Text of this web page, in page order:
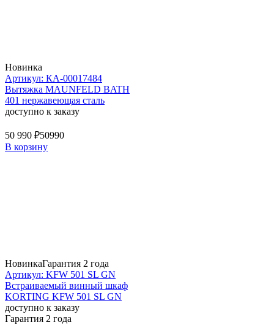
Новинка
Артикул: КА-00017484
Вытяжка MAUNFELD BATH
401 нержавеющая сталь
доступно к заказу
50 990 ₽50990
В корзину
НовинкаГарантия 2 года
Артикул: KFW 501 SL GN
Встраиваемый винный шкаф
KORTING KFW 501 SL GN
доступно к заказу
Гарантия 2 года